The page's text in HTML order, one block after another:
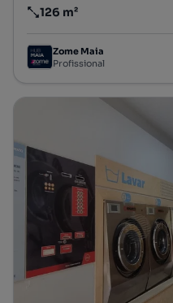
Preço por metro quadrado
126 m²
Zome Maia
Profissional